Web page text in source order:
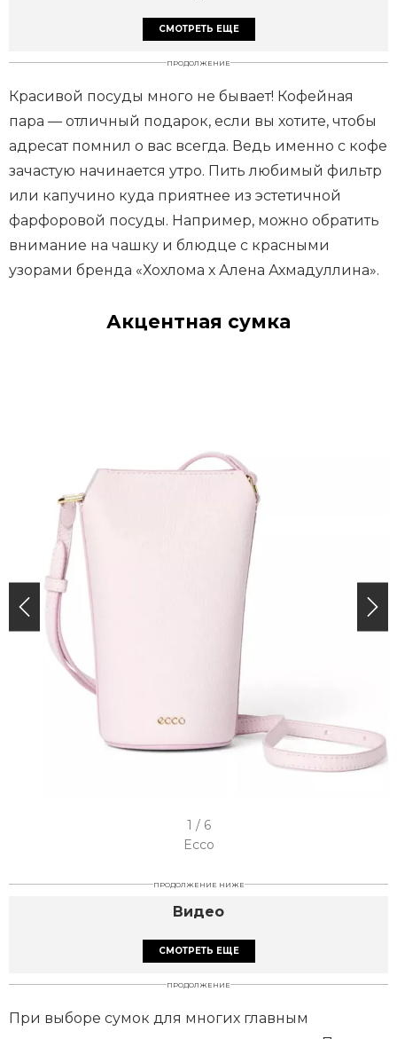
СМОТРЕТЬ ЕЩЕ
ПРОДОЛЖЕНИЕ
Красивой посуды много не бывает! Кофейная
пара — отличный подарок, если вы хотите, чтобы
адресат помнил о вас всегда. Ведь именно с кофе
зачастую начинается утро. Пить любимый фильтр
или капучино куда приятнее из эстетичной
фарфоровой посуды. Например, можно обратить
внимание на чашку и блюдце с красными
узорами бренда «Хохлома х Алена Ахмадуллина».
Акцентная сумка
1 / 6
Ecco
ПРОДОЛЖЕНИЕ НИЖЕ
Видео
СМОТРЕТЬ ЕЩЕ
ПРОДОЛЖЕНИЕ
При выборе сумок для многих главным